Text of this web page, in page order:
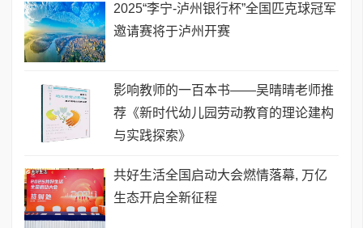
2025“李宁-泸州银行杯”全国匹克球冠军
邀请赛将于泸州开赛
影响教师的一百本书——吴晴晴老师推
荐《新时代幼儿园劳动教育的理论建构
与实践探索》
共好生活全国启动大会燃情落幕, 万亿
生态开启全新征程